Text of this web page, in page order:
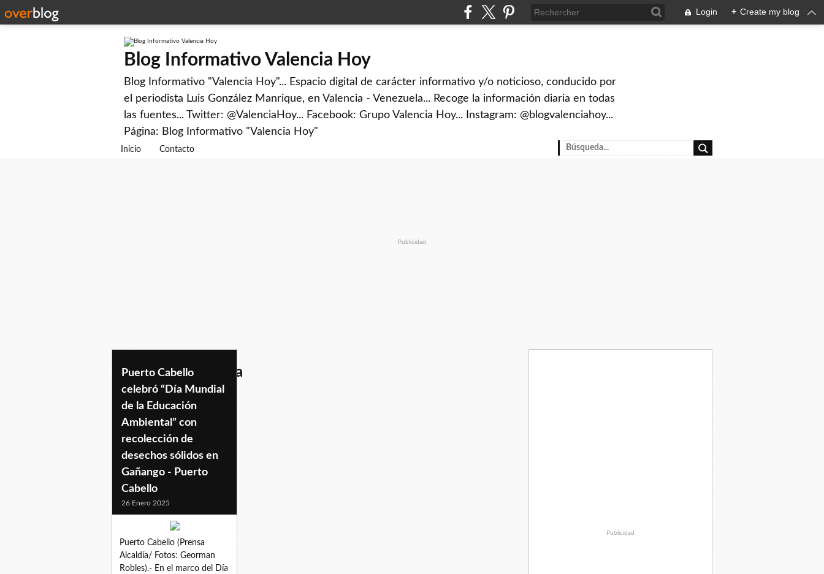
Login + Create my blog
Blog Informativo Valencia Hoy
Blog Informativo "Valencia Hoy"... Espacio digital de carácter informativo y/o noticioso, conducido por
el periodista Luis González Manrique, en Valencia - Venezuela... Recoge la información diaria en todas
las fuentes... Twitter: @ValenciaHoy... Facebook: Grupo Valencia Hoy... Instagram: @blogvalenciahoy...
Página: Blog Informativo "Valencia Hoy"
Inicio Contacto
Publicidad
dalelacolaatubasura
Puerto Cabello
celebró “Día Mundial
de la Educación
Ambiental” con
recolección de
desechos sólidos en
Gañango - Puerto
Cabello
26 Enero 2025
Puerto Cabello (Prensa
Alcaldía/ Fotos: Georman
Robles).- En el marco del Día
Publicidad